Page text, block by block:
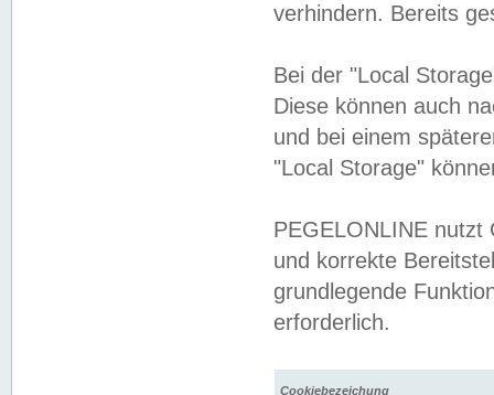
verhindern. Bereits
Bei der "Local
Diese können auch
und bei einem
"Local Storage"
PEGELONLINE nutzt
und korrekte
grundlegende
erforderlich.
Cookiebezeichung